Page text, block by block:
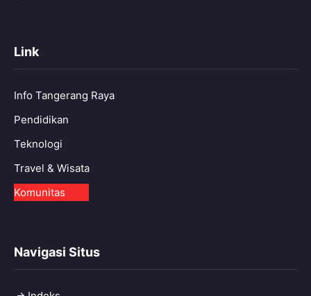
Link
Info Tangerang Raya
Pendidikan
Teknologi
Travel & Wisata
Komunitas
Navigasi Situs